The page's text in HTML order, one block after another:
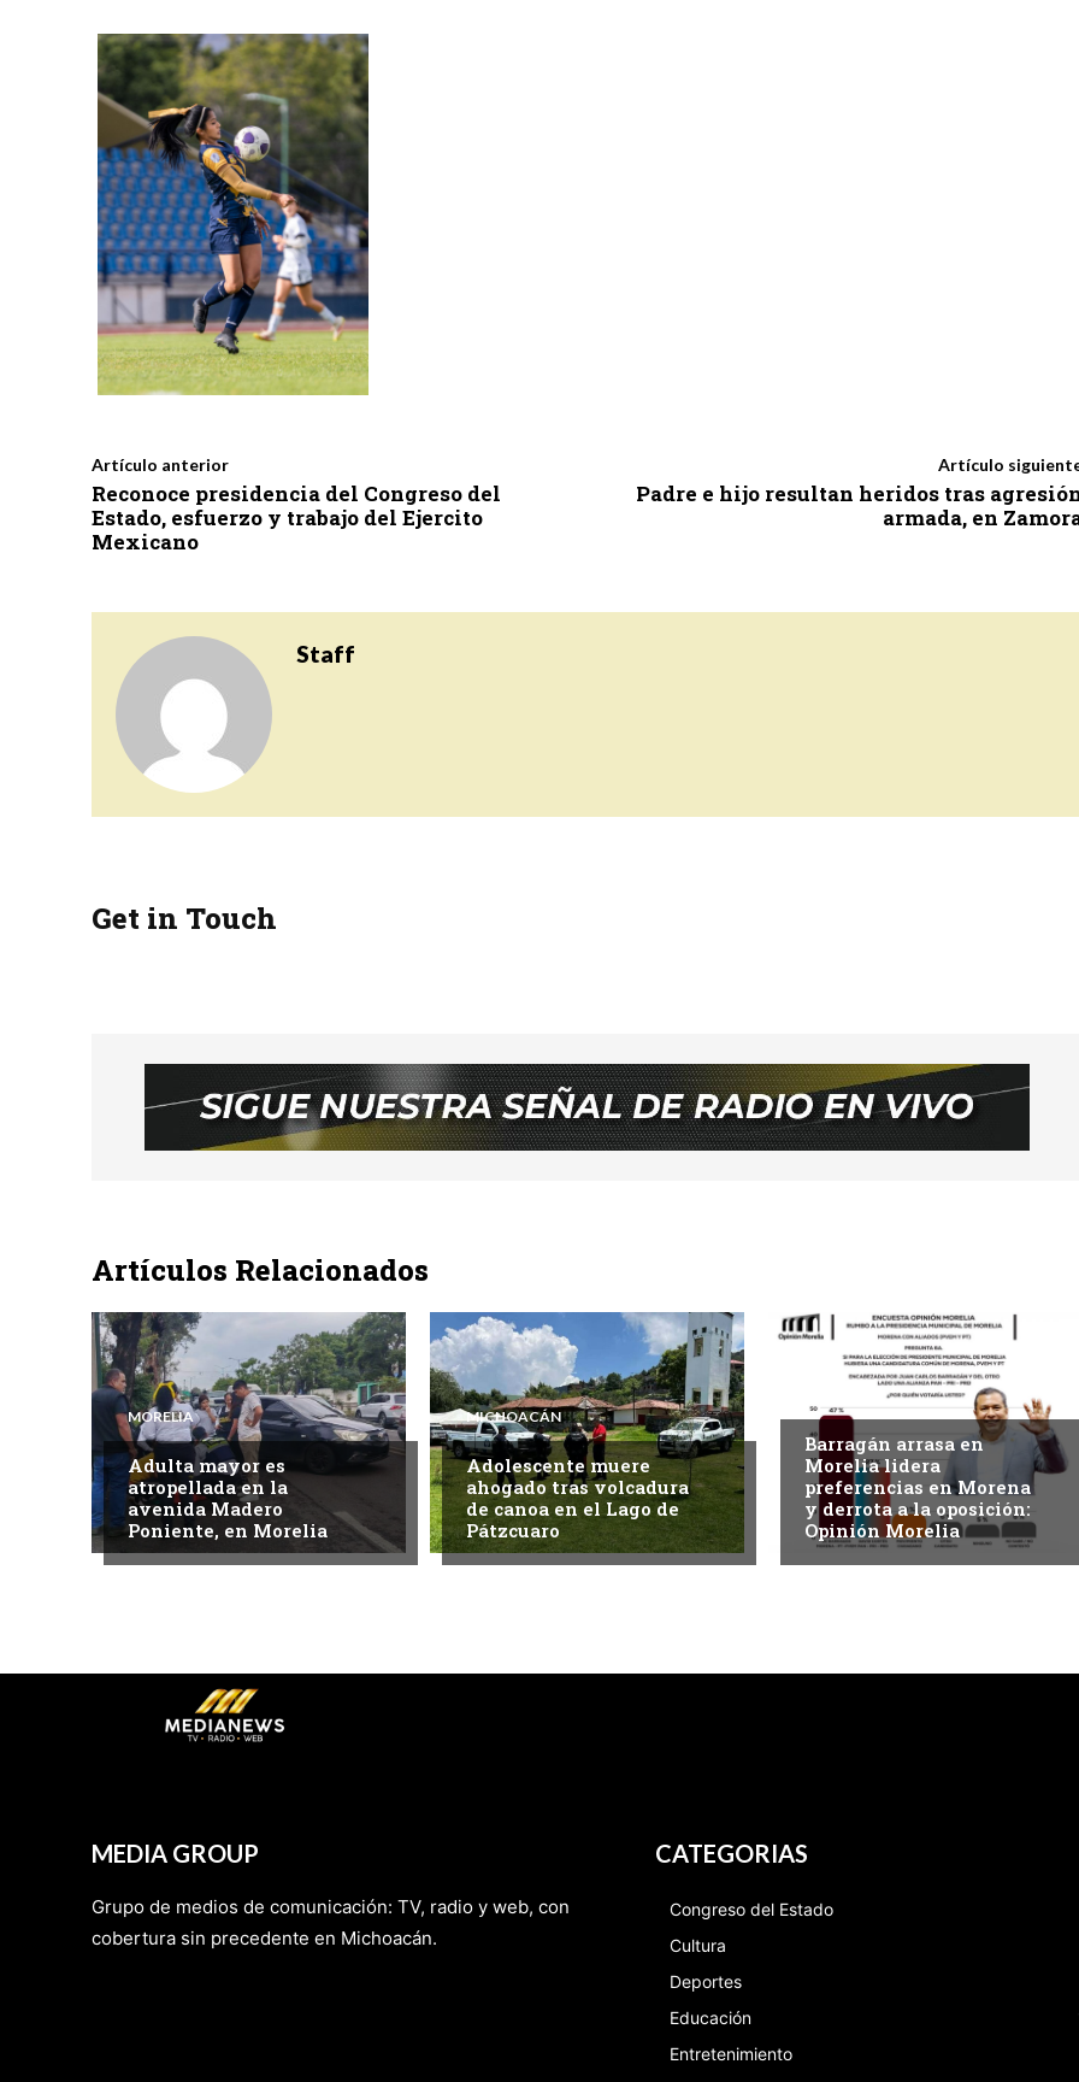
Artículo anterior
Reconoce presidencia del Congreso del
Estado, esfuerzo y trabajo del Ejercito
Mexicano
Artículo
Padre e hijo resultan heridos tras
armada, en
Staff
Get in Touch
Artículos Relacionados
MORELIA
Adulta mayor es
atropellada en la
avenida Madero
Poniente, en Morelia
MICHOACÁN
Adolescente muere
ahogado tras volcadura
de canoa en el Lago de
Pátzcuaro
Barragán arrasa en
Morelia lidera
preferencias en Morena
y derrota a la oposición:
Opinión Morelia
MEDIA GROUP
Grupo de medios de comunicación: TV, radio y web, con
cobertura sin precedente en Michoacán.
CATEGORIAS
Congreso del Estado
Cultura
Deportes
Educación
Entretenimiento